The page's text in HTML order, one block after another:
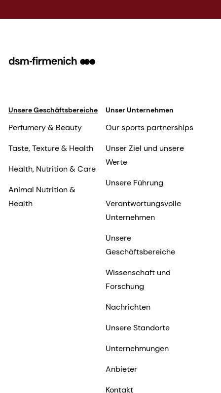
Unsere Geschäftsbereiche
Perfumery & Beauty
Taste, Texture & Health
Health, Nutrition & Care
Animal Nutrition &
Health
Unser Unternehmen
Our sports partnerships
Unser Ziel und unsere
Werte
Unsere Führung
Verantwortungsvolle
Unternehmen
Unsere
Geschäftsbereiche
Wissenschaft und
Forschung
Nachrichten
Unsere Standorte
Unternehmungen
Anbieter
Kontakt